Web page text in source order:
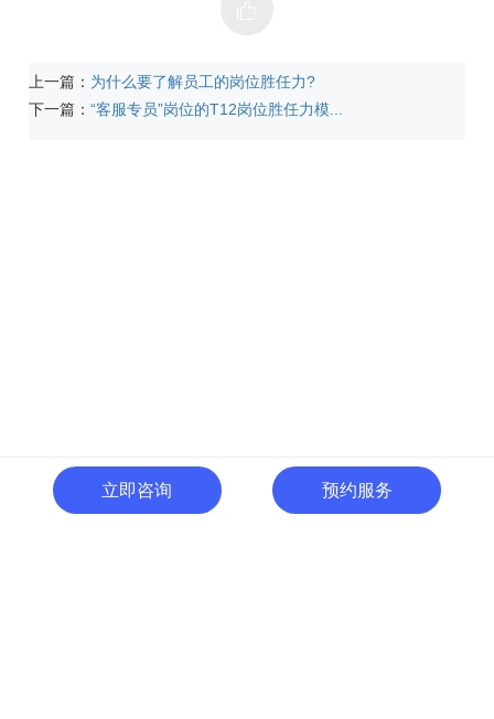
上一篇： 为什么要了解员工的岗位胜任力?
下一篇：“客服专员”岗位的T12岗位胜任力模...
全国热线: 400-996-0801
立即咨询 预约服务